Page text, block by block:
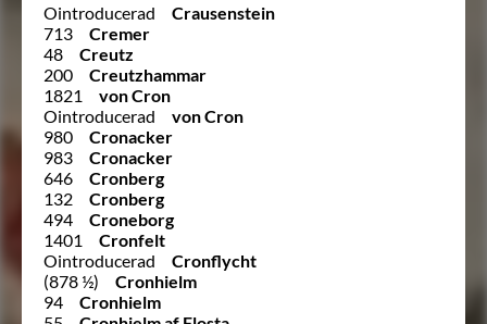
Ointroducerad
Crausenstein
713
Cremer
48
Creutz
200
Creutzhammar
1821
von Cron
Ointroducerad
von Cron
980
Cronacker
983
Cronacker
646
Cronberg
132
Cronberg
494
Croneborg
1401
Cronfelt
Ointroducerad
Cronflycht
(878 ½)
Cronhielm
94
Cronhielm